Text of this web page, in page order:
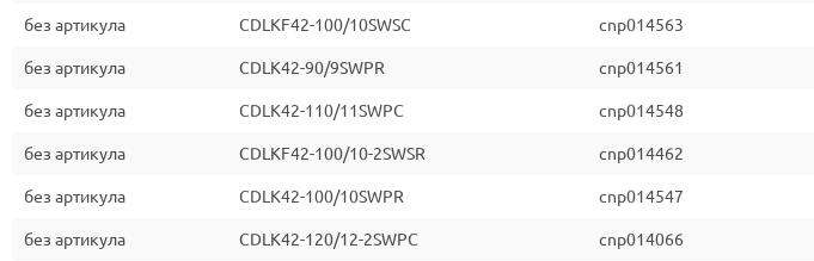
без артикула CDLKF42-100/10SWSC cnp014563
без артикула CDLK42-90/9SWPR cnp014561
без артикула CDLK42-110/11SWPC cnp014548
без артикула CDLKF42-100/10-2SWSR cnp014462
без артикула CDLK42-100/10SWPR cnp014547
без артикула CDLK42-120/12-2SWPC cnp014066